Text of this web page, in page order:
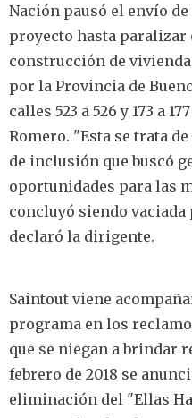
Nación pausó el envío
proyecto hasta
construcción de
por la Provincia de
calles 523 a 526 y 173 a
Romero. "Esta se trata
de inclusión que buscó
oportunidades para las
concluyó siendo vaciada
declaró la dirigente.
Saintout viene
programa en los
que se niegan a brindar
febrero de 2018 se
eliminación del "Ellas